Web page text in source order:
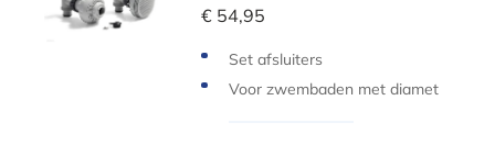
€ 54,95
Set afsluiters
Voor zwembaden met diamet